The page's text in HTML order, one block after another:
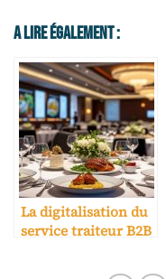
A Lire Également :
La digitalisation du
service traiteur B2B